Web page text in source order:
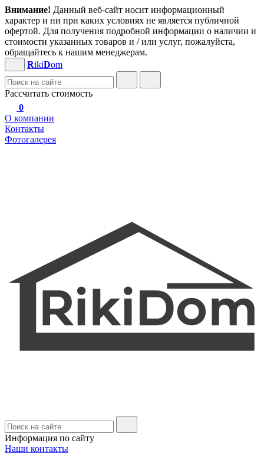
Внимание! Данный веб-сайт носит информационный
характер и ни при каких условиях не является публичной
офертой. Для получения подробной информации о наличии и
стоимости указанных товаров и / или услуг, пожалуйста,
обращайтесь к нашим менеджерам.
RikiDom
Рассчитать стоимость
0
О компании
Контакты
Фотогалерея
Информация по сайту
Наши контакты